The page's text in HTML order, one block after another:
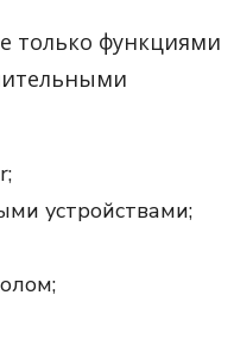
только функциями
устройствами;